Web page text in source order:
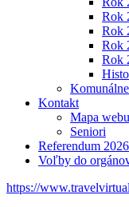
Rok
Rok
Rok
Rok
Kontakt
Mapa webu
Seniori
Referendum 2026
Voľby do
https://